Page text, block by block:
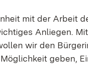
mit der Arbeit
Anliegen.
wir den
geben,